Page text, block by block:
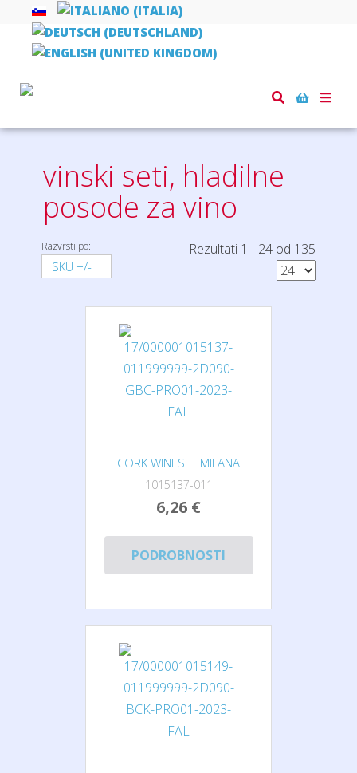
Toggle
vinski seti, hladilne posode za vino
vinski seti, hladilne
posode za vino
Razvrsti po:
SKU +/-
Rezultati 1 - 24 od 135
CORK WINESET MILANA
1015137-011
6,26 €
PODROBNOSTI